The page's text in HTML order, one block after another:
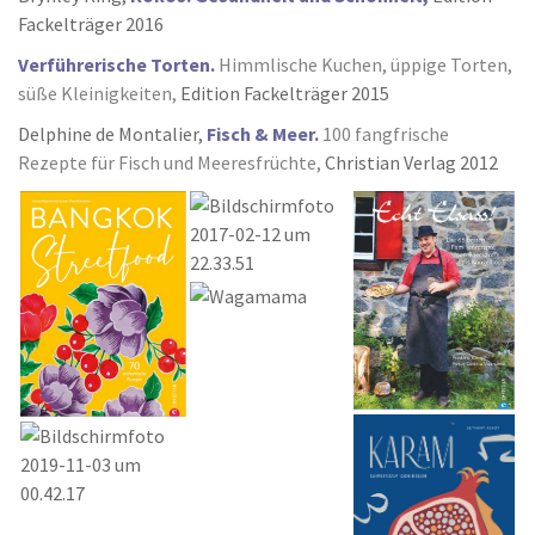
Fackelträger 2016
Verführerische Torten. Himmlische Kuchen, üppige Torten,
süße Kleinigkeiten, Edition Fackelträger 2015
Delphine de Montalier, Fisch & Meer. 100 fangfrische
Rezepte für Fisch und Meeresfrüchte, Christian Verlag 2012